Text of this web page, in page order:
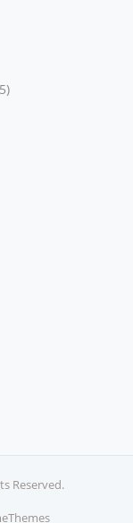
Reserved.